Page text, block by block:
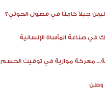
جيلاً كاملًا في فصول الحوثي؟
في صناعة المأساة الإنسانية
معركة موازية في توقيت الحسم
وطن